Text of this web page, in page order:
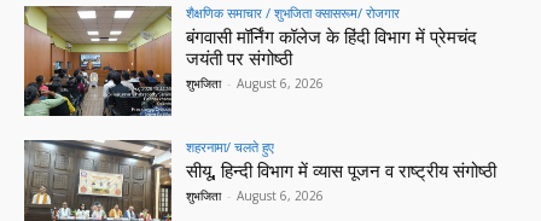
शैक्षणिक समाचार / शुभजिता क्सासरूम/ रोजगार
बंगवासी मॉर्निंग कॉलेज के हिंदी विभाग में प्रेमचंद
जयंती पर संगोष्ठी
शुभजिता - August 6, 2026
शहरनामा/ चलते हुए
सीयू, हिन्दी विभाग में व्यास पूजन व राष्ट्रीय संगोष्ठी
शुभजिता - August 6, 2026